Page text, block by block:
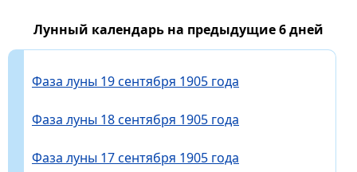
Лунный календарь на предыдущие 6 дней
Фаза луны 19 сентября 1905 года
Фаза луны 18 сентября 1905 года
Фаза луны 17 сентября 1905 года